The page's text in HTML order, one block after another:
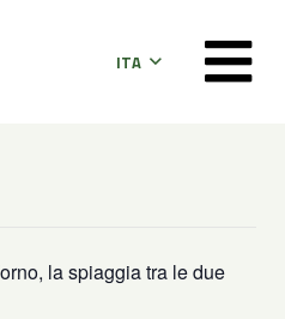
ITA
la spiaggia tra le due